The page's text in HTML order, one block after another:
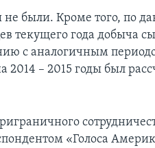
были. Кроме того, по
текущего года добыча
с аналогичным
– 2015 годы был
«Голоса